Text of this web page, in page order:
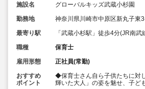
施設名
グローバルキッズ武蔵小杉園
勤務地
神奈川県川崎市中原区新丸子東
最寄り駅
「武蔵小杉駅」徒歩4分(JR南武
職種
保育士
雇用形態
正社員(常勤)
おすすめ
ポイント
◆保育士さん自ら子供たちに対
輝いた大人」の姿を魅せ、子ど